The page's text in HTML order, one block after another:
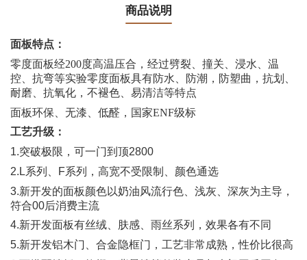
商品说明
面板特点：
零度面板经200度高温压合，经过劈裂、撞关、浸水、温
控、抗弯等实验零度面板具有防水、防潮，防塑曲，抗划、
耐磨、抗氧化，不褪色、易清洁等特点
面板环保、无漆、低醛，国家ENF级标
工艺升级：
1.突破极限，可一门到顶2800
2.L系列、F系列，高宽不受限制、颜色通选
3.新开发的面板颜色以奶油风流行色、浅灰、深灰为主导，
符合00后消费主流
4.新开发面板有丝绒、肤感、雨丝系列，效果各有不同
5.新开发铝木门、合金隐框门，工艺非常成熟，性价比很高